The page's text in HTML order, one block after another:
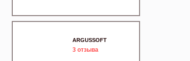
ARGUSSOFT
3 отзыва